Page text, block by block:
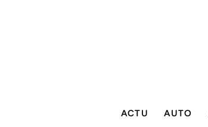
ACTU AUTO